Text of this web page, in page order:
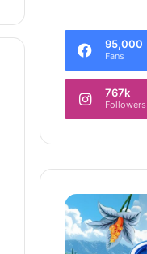
95,000
Fans
767k
Followers